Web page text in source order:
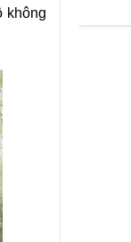
không